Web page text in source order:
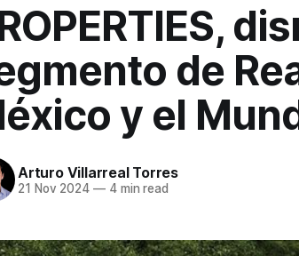
de
y el
Arturo Villarreal Torres
21 Nov 2024 —4 min read